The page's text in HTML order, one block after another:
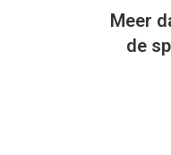
Meer
de